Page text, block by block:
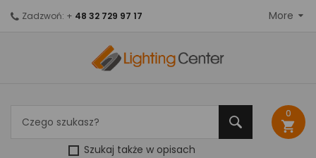
Szukaj także w opisach
0
shopping_cart
Zadzwoń: + 48 32 729 97 17 More